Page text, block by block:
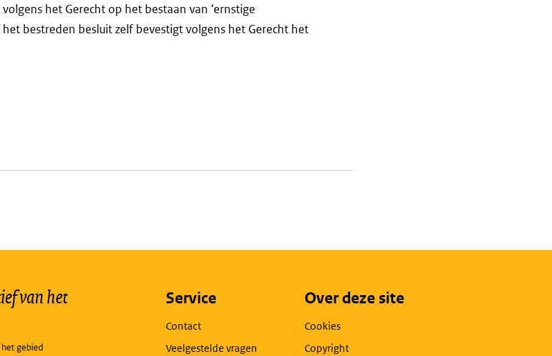
het Gerecht op het bestaan van ‘ernstige
bestreden besluit zelf bevestigt volgens het Gerecht het
van het
gebied
Service
Contact
Veelgestelde vragen
Over deze site
Cookies
Copyright